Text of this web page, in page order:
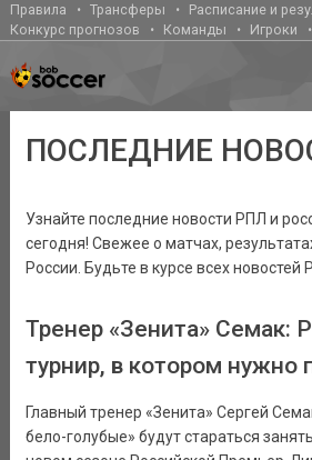
Правила Трансферы
Расписание и
Конкурс прогнозов
Команды Игроки
ПОСЛЕДНИЕ
Узнайте последние новости РПЛ и
сегодня! Свежее о матчах,
России. Будьте в курсе всех новостей
Тренер «Зенита» Семак:
турнир, в котором нужно
Главный тренер «Зенита» Сергей
бело-голубые» будут стараться